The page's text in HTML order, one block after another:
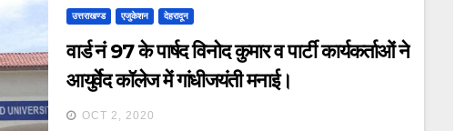
उत्तराखण्ड एजुकेशन देहरादून
वार्ड नं 97 के पार्षद विनोद कुमार व पार्टी कार्यकर्ताओं ने
आयुर्वेद कॉलेज में गांधीजयंती मनाई।
OCT 2, 2020